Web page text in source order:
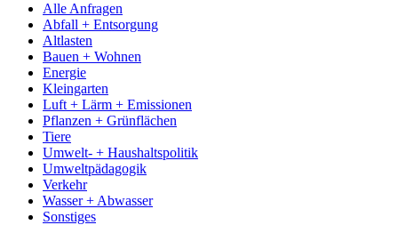
Alle Anfragen
Abfall + Entsorgung
Altlasten
Bauen + Wohnen
Energie
Kleingarten
Luft + Lärm + Emissionen
Pflanzen + Grünflächen
Tiere
Umwelt- + Haushaltspolitik
Umweltpädagogik
Verkehr
Wasser + Abwasser
Sonstiges